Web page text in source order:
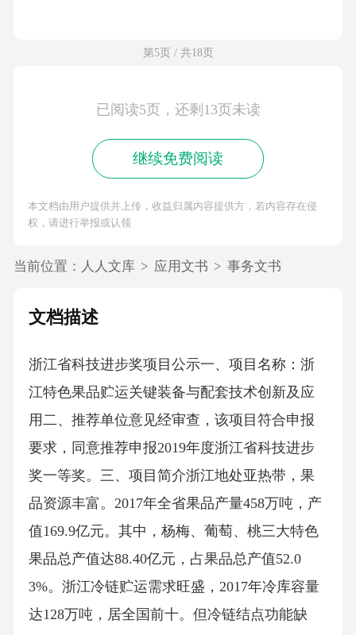
第5页 / 共18页
已阅读5页，还剩13页未读
继续免费阅读
本文档由用户提供并上传，收益归属内容提供方，若内容存在侵
权，请进行举报或认领
当前位置： 人人文库 > 应用文书 > 事务文书
文档描述
浙江省科技进步奖项目公示一、项目名称：浙
江特色果品贮运关键装备与配套技术创新及应
用二、推荐单位意见经审查，该项目符合申报
要求，同意推荐申报2019年度浙江省科技进步
奖一等奖。三、项目简介浙江地处亚热带，果
品资源丰富。2017年全省果品产量458万吨，产
值169.9亿元。其中，杨梅、葡萄、桃三大特色
果品总产值达88.40亿元，占果品总产值52.0
3%。浙江冷链贮运需求旺盛，2017年冷库容量
达128万吨，居全国前十。但冷链结点功能缺